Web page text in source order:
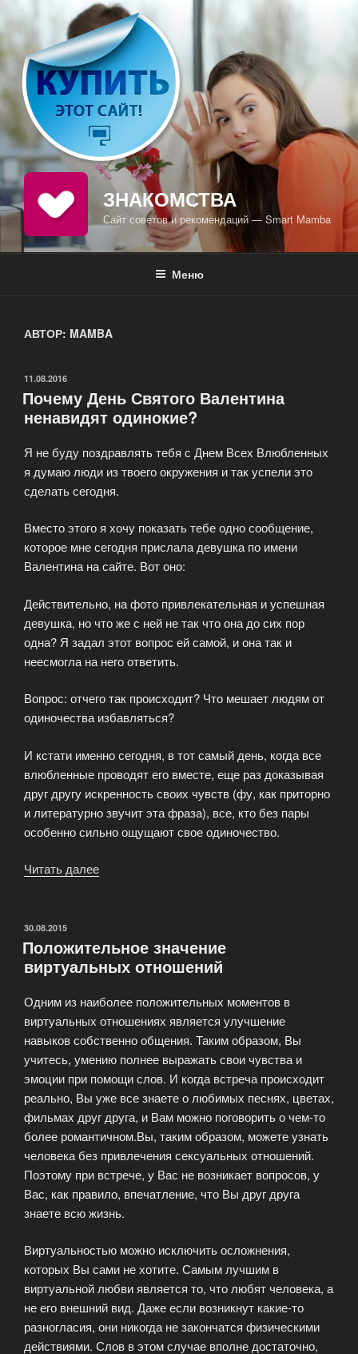
к
содержимому
ЗНАКОМСТВА
Сайт советов и рекомендаций — Smart Mamba
Меню
АВТОР: MAMBA
ОПУБЛИКОВАНО
11.08.2016
Почему День Святого Валентина
ненавидят одинокие?
Я не буду поздравлять тебя с Днем Всех Влюбленных
я думаю люди из твоего окружения и так успели это
сделать сегодня.
Вместо этого я хочу показать тебе одно сообщение,
которое мне сегодня прислала девушка по имени
Валентина на сайте. Вот оно:
Действительно, на фото привлекательная и успешная
девушка, но что же с ней не так что она до сих пор
одна? Я задал этот вопрос ей самой, и она так и
неесмогла на него ответить.
Вопрос: отчего так происходит? Что мешает людям от
одиночества избавляться?
И кстати именно сегодня, в тот самый день, когда все
влюбленные проводят его вместе, еще раз доказывая
друг другу искренность своих чувств (фу, как приторно
и литературно звучит эта фраза), все, кто без пары
особенно сильно ощущают свое одиночество.
Читать далее
ненавидят
одинокие?»
ОПУБЛИКОВАНО
30.08.2015
Положительное значение
виртуальных отношений
Одним из наиболее положительных моментов в
виртуальных отношениях является улучшение
навыков собственно общения. Таким образом, Вы
учитесь, умению полнее выражать свои чувства и
эмоции при помощи слов. И когда встреча происходит
реально, Вы уже все знаете о любимых песнях, цветах,
фильмах друг друга, и Вам можно поговорить о чем-то
более романтичном.Вы, таким образом, можете узнать
человека без привлечения сексуальных отношений.
Поэтому при встрече, у Вас не возникает вопросов, у
Вас, как правило, впечатление, что Вы друг друга
знаете всю жизнь.
Виртуальностью можно исключить осложнения,
которых Вы сами не хотите. Самым лучшим в
виртуальной любви является то, что любят человека, а
не его внешний вид. Даже если возникнут какие-то
разногласия, они никогда не закончатся физическими
действиями. Слов в этом случае вполне достаточно,